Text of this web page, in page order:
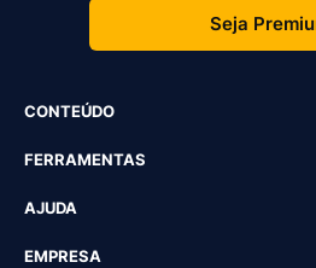
Seja
CONTEÚDO
FERRAMENTAS
AJUDA
EMPRESA